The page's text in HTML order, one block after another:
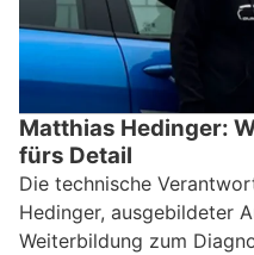
Matthias Hedinger:
fürs Detail
Die technische
Hedinger, ausgebildeter
Weiterbildung zum